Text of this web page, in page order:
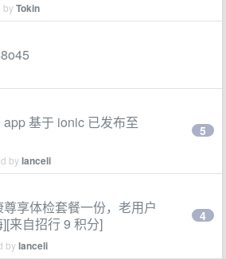
byTokin
基于 ionic 已发布至
bylanceli
5
享体检套餐一份，老用户
来自招行 9 积分]
bylanceli
4